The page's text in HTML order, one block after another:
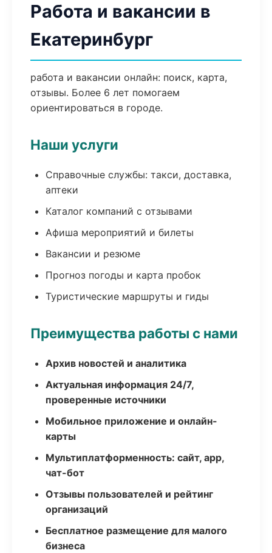
Работа и вакансии в
Екатеринбург
работа и вакансии онлайн: поиск, карта,
отзывы. Более 6 лет помогаем
ориентироваться в городе.
Наши услуги
Справочные службы: такси, доставка,
аптеки
Каталог компаний с отзывами
Афиша мероприятий и билеты
Вакансии и резюме
Прогноз погоды и карта пробок
Туристические маршруты и гиды
Преимущества работы с нами
Архив новостей и аналитика
Актуальная информация 24/7,
проверенные источники
Мобильное приложение и онлайн-
карты
Мультиплатформенность: сайт, app,
чат-бот
Отзывы пользователей и рейтинг
организаций
Бесплатное размещение для малого
бизнеса